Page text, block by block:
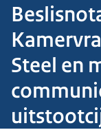
Steel en